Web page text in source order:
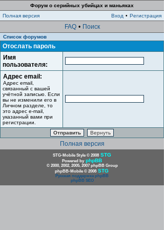
Форум о серийных убийцах и маньяках
Полная версия
Вход • Регистрация
FAQ • Поиск
Список форумов
Отослать пароль
Имя
пользователя:
Адрес email:
Адрес email,
связанный с вашей
учётной записью. Если
вы не изменили его в
Личном разделе, то
это адрес e-mail,
указанный вами при
регистрации.
Полная версия
STG-Mobile Style © 2008 STG
Powered by phpBB
© 2000, 2002, 2005, 2007 phpBB Group
phpBB-Mobile © 2008 STG
Русская поддержка phpBB
phpBB SEO